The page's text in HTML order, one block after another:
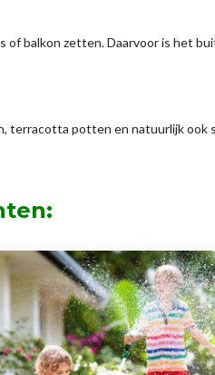
balkon zetten. Daarvoor is het
potten en natuurlijk